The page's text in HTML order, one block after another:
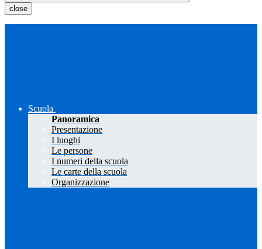
close
Scuola
Panoramica
Presentazione
I luoghi
Le persone
I numeri della scuola
Le carte della scuola
Organizzazione